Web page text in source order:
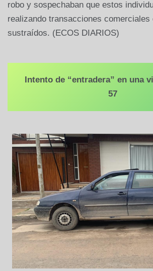
robo y sospechaban que estos
realizando transacciones comerciales
sustraídos. (ECOS DIARIOS)
Intento de “entradera” en una
57